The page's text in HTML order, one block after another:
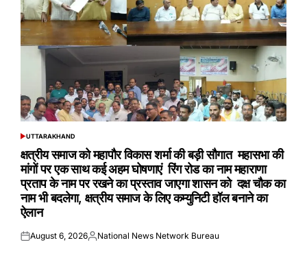
POSTED
UTTARAKHAND
क्षत्रीय समाज को महापौर विकास शर्मा की बड़ी सौगात महासभा की
मांगों पर एक साथ कई अहम घोषणाएं रिंग रोड का नाम महाराणा
प्रताप के नाम पर रखने का प्रस्ताव जाएगा शासन को दक्ष चौक का
नाम भी बदलेगा, क्षत्रीय समाज के लिए कम्युनिटी हॉल बनाने का
ऐलान
Posted
August 6, 2026Posted
National News Network Bureau